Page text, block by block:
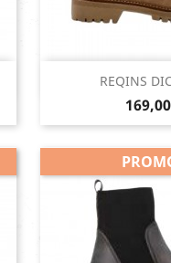
REQINS
Prix
Aperçu